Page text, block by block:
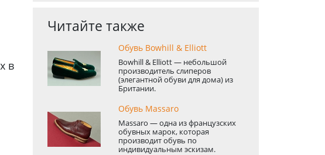
в
Читайте также
Обувь Bowhill & Elliott
Bowhill & Elliott — небольшой
производитель слиперов
(элегантной обуви для дома) из
Британии.
Обувь Massaro
Massaro — одна из французских
обувных марок, которая
производит обувь по
индивидуальным эскизам.